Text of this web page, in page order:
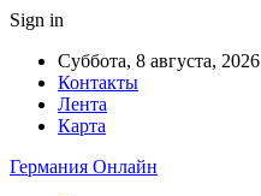
Sign in
Суббота, 8 августа, 2026
Контакты
Лента
Карта
Германия Онлайн